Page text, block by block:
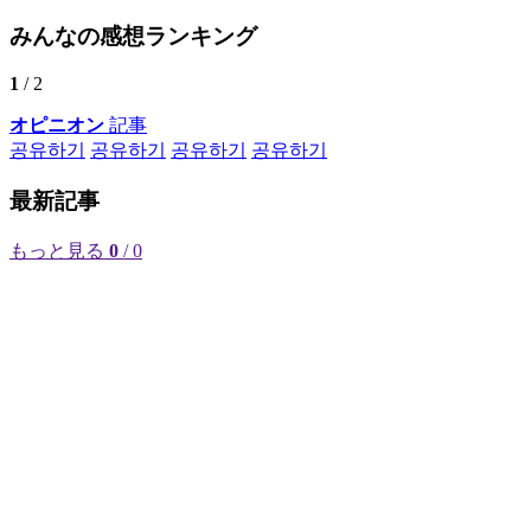
みんなの感想ランキング
1 / 2
オピニオン 記事
공유하기
공유하기 공유하기 공유하기
最新記事
もっと見る 0 / 0